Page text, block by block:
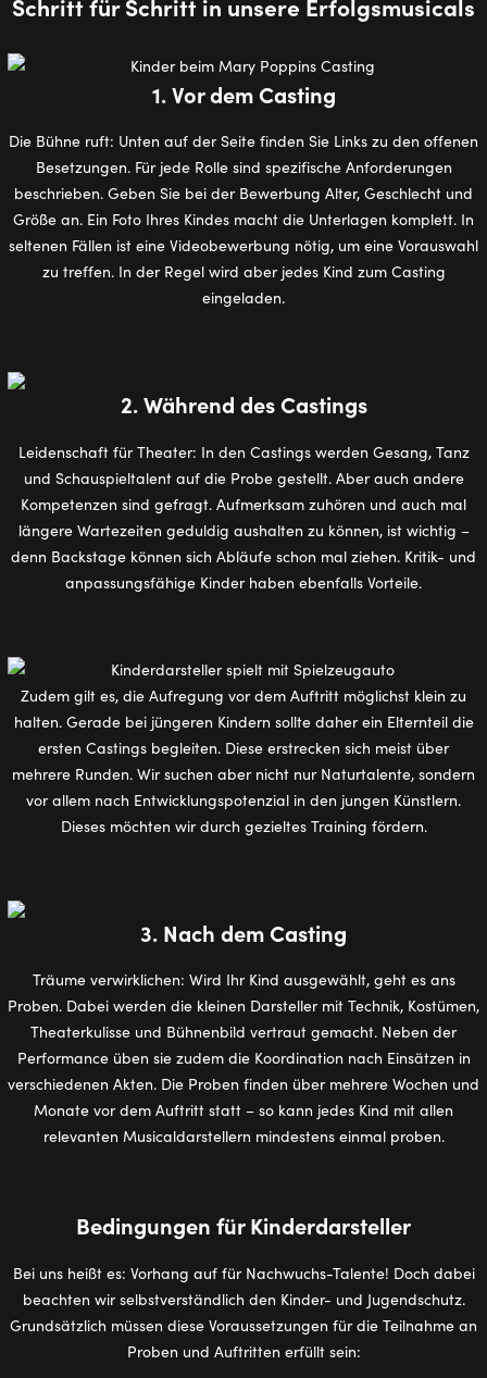
1. Vor dem Casting
Die Bühne ruft: Unten auf der Seite finden Sie Links zu den offenen
Besetzungen. Für jede Rolle sind spezifische Anforderungen
beschrieben. Geben Sie bei der Bewerbung Alter, Geschlecht und
Größe an. Ein Foto Ihres Kindes macht die Unterlagen komplett. In
seltenen Fällen ist eine Videobewerbung nötig, um eine Vorauswahl
zu treffen. In der Regel wird aber jedes Kind zum Casting
eingeladen.
2. Während des Castings
Leidenschaft für Theater: In den Castings werden Gesang, Tanz
und Schauspieltalent auf die Probe gestellt. Aber auch andere
Kompetenzen sind gefragt. Aufmerksam zuhören und auch mal
längere Wartezeiten geduldig aushalten zu können, ist wichtig –
denn Backstage können sich Abläufe schon mal ziehen. Kritik- und
anpassungsfähige Kinder haben ebenfalls Vorteile.
Zudem gilt es, die Aufregung vor dem Auftritt möglichst klein zu
halten. Gerade bei jüngeren Kindern sollte daher ein Elternteil die
ersten Castings begleiten. Diese erstrecken sich meist über
mehrere Runden. Wir suchen aber nicht nur Naturtalente, sondern
vor allem nach Entwicklungspotenzial in den jungen Künstlern.
Dieses möchten wir durch gezieltes Training fördern.
3. Nach dem Casting
Träume verwirklichen: Wird Ihr Kind ausgewählt, geht es ans
Proben. Dabei werden die kleinen Darsteller mit Technik, Kostümen,
Theaterkulisse und Bühnenbild vertraut gemacht. Neben der
Performance üben sie zudem die Koordination nach Einsätzen in
verschiedenen Akten. Die Proben finden über mehrere Wochen und
Monate vor dem Auftritt statt – so kann jedes Kind mit allen
relevanten Musicaldarstellern mindestens einmal proben.
Bedingungen für Kinderdarsteller
Bei uns heißt es: Vorhang auf für Nachwuchs-Talente! Doch dabei
beachten wir selbstverständlich den Kinder- und Jugendschutz.
Grundsätzlich müssen diese Voraussetzungen für die Teilnahme an
Proben und Auftritten erfüllt sein: